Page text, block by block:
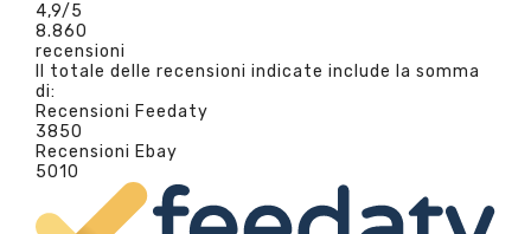
4,9/5
8.860
recensioni
Il totale delle recensioni indicate include la somma
di:
Recensioni Feedaty
3850
Recensioni Ebay
5010